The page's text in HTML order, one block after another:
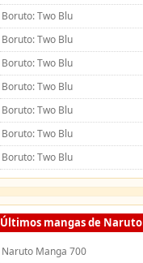
Boruto: Two Blu
Boruto: Two Blu
Boruto: Two Blu
Boruto: Two Blu
Boruto: Two Blu
Boruto: Two Blu
Boruto: Two Blu
Últimos mangas de Naruto
Naruto Manga 700